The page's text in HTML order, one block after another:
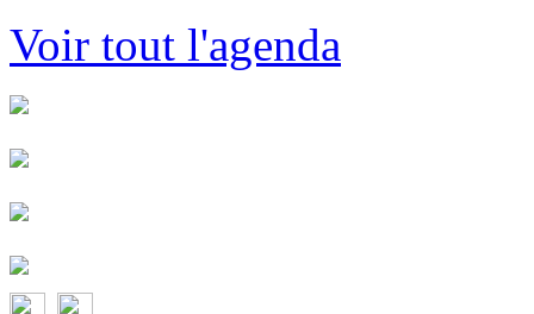
Voir tout l'agenda